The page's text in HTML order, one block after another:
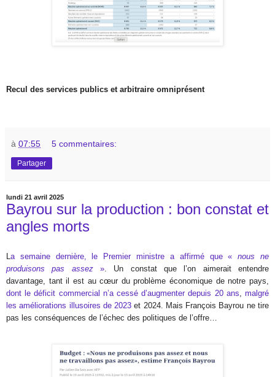
Recul des services publics et arbitraire omniprésent
à 07:55 5 commentaires:
Partager
lundi 21 avril 2025
Bayrou sur la production : bon constat et
angles morts
L a semaine dernière, le Premier ministre a affirmé que «nous ne
produisons pas assez» . Un constat que l’on aimerait entendre
davantage, tant il est au cœur du problème économique de notre pays,
dont le déficit commercial n’a cessé d’augmenter depuis 20 ans ,malgré
les améliorations illusoires de 2023 et 2024. Mais François Bayrou ne tire
pas les conséquences de l’échec des politiques de l’offre…